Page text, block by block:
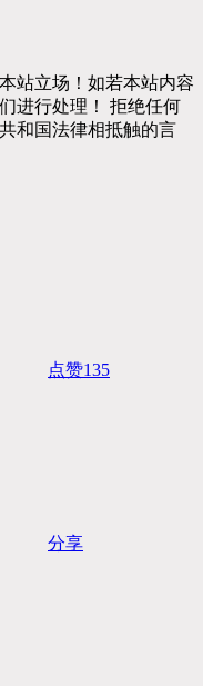
站立场！如若本站内容
进行处理！ 拒绝任何
和国法律相抵触的言
点赞135
分享